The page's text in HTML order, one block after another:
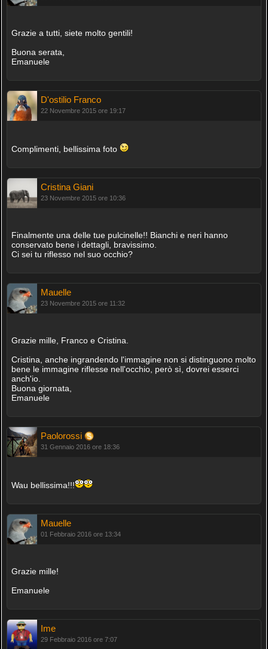
Grazie a tutti, siete molto gentili!
Buona serata,
Emanuele
D'ostilio Franco
22 Novembre 2015 ore 19:17
Complimenti, bellissima foto
Cristina Giani
23 Novembre 2015 ore 10:36
Finalmente una delle tue pulcinelle!! Bianchi e neri hanno
conservato bene i dettagli, bravissimo.
Ci sei tu riflesso nel suo occhio?
Mauelle
23 Novembre 2015 ore 11:32
Grazie mille, Franco e Cristina.
Cristina, anche ingrandendo l'immagine non si distinguono molto
bene le immagine riflesse nell'occhio, però sì, dovrei esserci
anch'io.
Buona giornata,
Emanuele
Paolorossi
31 Gennaio 2016 ore 18:36
Wau bellissima!!!
Mauelle
01 Febbraio 2016 ore 13:34
Grazie mille!
Emanuele
Ime
29 Febbraio 2016 ore 7:07